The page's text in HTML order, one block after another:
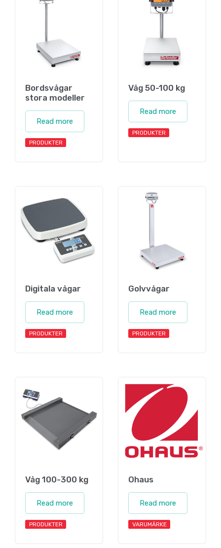
Bordsvågar
stora modeller
Read more
PRODUKTER
Våg 50-100 kg
Read more
PRODUKTER
Digitala vågar
Read more
PRODUKTER
Golvvågar
Read more
PRODUKTER
Våg 100-300 kg
Read more
PRODUKTER
Ohaus
Read more
VARUMÄRKE